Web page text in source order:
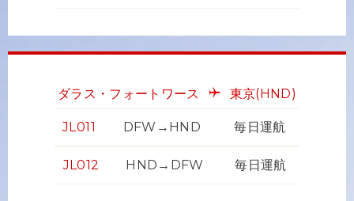
ダラス・フォートワース 東京(HND)
JL011 DFW→HND 毎日運航
JL012 HND→DFW 毎日運航